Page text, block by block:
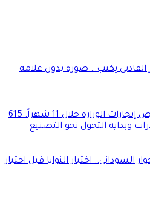
يكتب….صورة بدون علامة
أحمد المنصوري يستعرض إنجازات الوزارة خلال 11 شهراً: 615
وبداية التحول نحو التصنيع
السوداني.. اختبار النوايا قبل اختبار